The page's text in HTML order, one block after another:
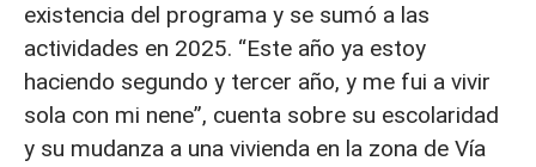
existencia del programa y se sumó a las
actividades en 2025. “Este año ya estoy
haciendo segundo y tercer año, y me fui a vivir
sola con mi nene”, cuenta sobre su escolaridad
y su mudanza a una vivienda en la zona de Vía